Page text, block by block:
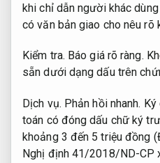
khi chỉ dẫn người khác
có văn bản giao cho nêu rõ
Kiểm tra. Báo giá rõ ràng.
sẵn dưới dạng dấu trên
Dịch vụ. Phản hồi nhanh. Ký
toán có đóng dấu chữ ký
khoảng 3 đến 5 triệu đồng
Nghị định 41/2018/ND-CP